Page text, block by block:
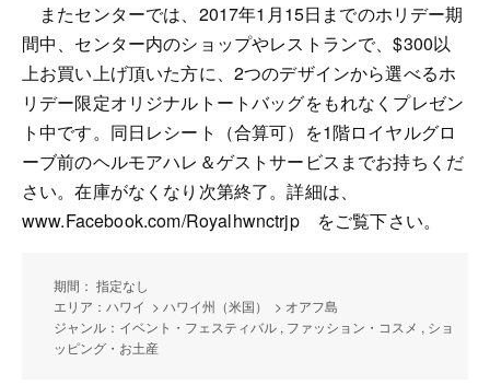
またセンターでは、2017年1月15日までのホリデー期
間中、センター内のショップやレストランで、$300以
上お買い上げ頂いた方に、2つのデザインから選べるホ
リデー限定オリジナルトートバッグをもれなくプレゼン
ト中です。同日レシート（合算可）を1階ロイヤルグロ
ーブ前のヘルモアハレ＆ゲストサービスまでお持ちくだ
さい。在庫がなくなり次第終了。詳細は、
www.Facebook.com/Royalhwnctrjp をご覧下さい。
期間： 指定なし
エリア：ハワイ > ハワイ州（米国） > オアフ島
ジャンル：イベント・フェスティバル , ファッション・コスメ , ショ
ッピング・お土産